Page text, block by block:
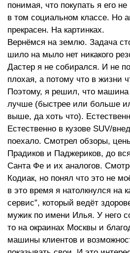
понимая, что покупать я его
в том социальном классе. Но
прекрасен. На картинках.
Вернёмся на землю. Задача
шило на мыло нет никакого
Дастер я не собирался. И не
плохая, а потому что в жизни
Поэтому, я решил, что
лучше (быстрее или больше
выше, да хоть что).
Естественно в кузове SUV/
поехало. Смотрел обзоры,
Прадиков и Паджериков, до
Санта Фе и их аналогов.
Кодиак, но понял что это не
в это время я натолкнулся на
сервис”, который ведёт
мужик по имени Илья. У него
то на окраинах Москвы и
машины клиентов и